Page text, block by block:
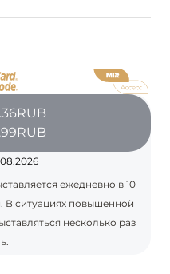
ОТЕЛЯ
АВГУСТЕ ПО
ежедневно в 10
В ситуациях повышенной
несколько раз